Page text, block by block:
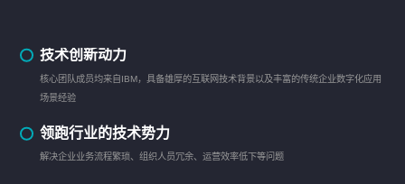
技术创新动力
核心团队成员均来自IBM，具备雄厚的互联网技术背景以及丰富的传统企业数字化应用
场景经验
领跑行业的技术势力
解决企业业务流程繁琐、组织人员冗余、运营效率低下等问题